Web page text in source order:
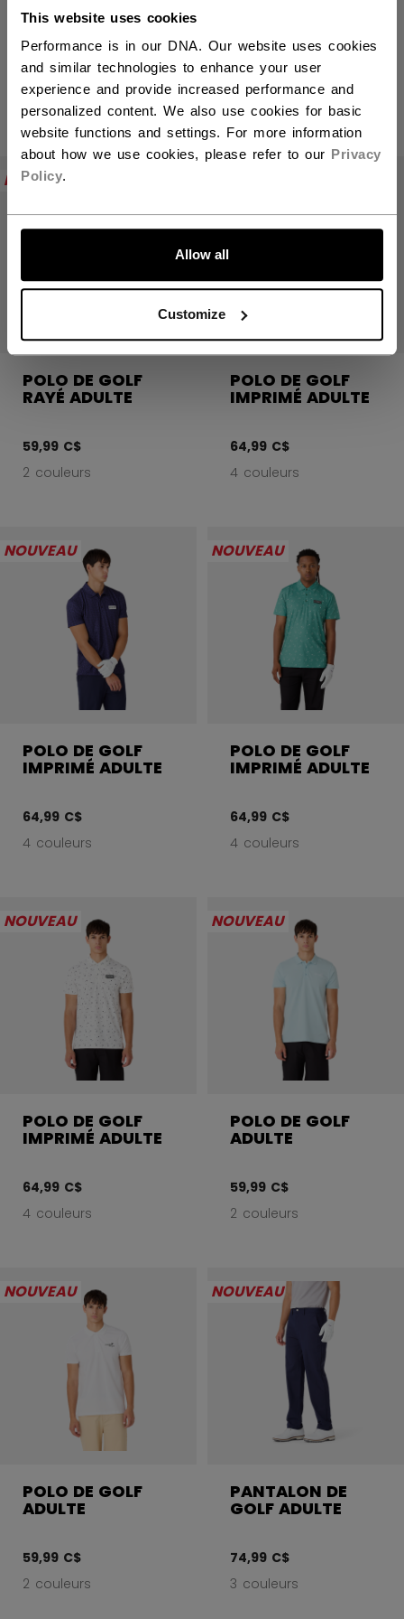
This website uses cookies
Performance is in our DNA. Our website uses cookies
and similar technologies to enhance your user
experience and provide increased performance and
personalized content. We also use cookies for basic
website functions and settings. For more information
about how we use cookies, please refer to our Privacy
Policy.
Allow all
Customize
ALLONS-Y !
VESTE DE GOLF
ADULTE
84,99 C$
1 couleur
59,99 C$
2 couleurs
NOUVEAU
POLO DE GOLF
RAYÉ ADULTE
59,99 C$
2 couleurs
POLO DE GOLF
IMPRIMÉ ADULTE
64,99 C$
4 couleurs
NOUVEAU
POLO DE GOLF
IMPRIMÉ ADULTE
64,99 C$
4 couleurs
NOUVEAU
POLO DE GOLF
IMPRIMÉ ADULTE
64,99 C$
4 couleurs
NOUVEAU
POLO DE GOLF
IMPRIMÉ ADULTE
64,99 C$
4 couleurs
NOUVEAU
POLO DE GOLF
ADULTE
59,99 C$
2 couleurs
NOUVEAU
POLO DE GOLF
ADULTE
59,99 C$
2 couleurs
NOUVEAU
PANTALON DE
GOLF ADULTE
74,99 C$
3 couleurs